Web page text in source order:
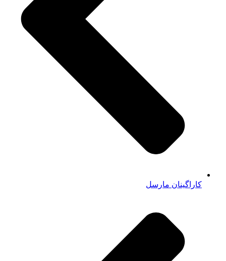
کاراگینان مارسل